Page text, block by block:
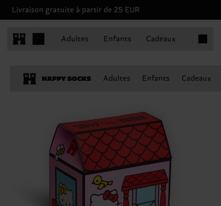
Livraison gratuite à partir de 25 EUR
Adultes Enfants Cadeaux
Adultes Enfants Cadeaux